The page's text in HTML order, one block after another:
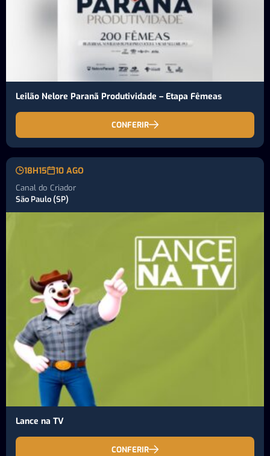
Leilão Nelore Paranã Produtividade – Etapa Fêmeas
CONFERIR
18H15 10 AGO
Canal do Criador
São Paulo (SP)
Lance na TV
CONFERIR